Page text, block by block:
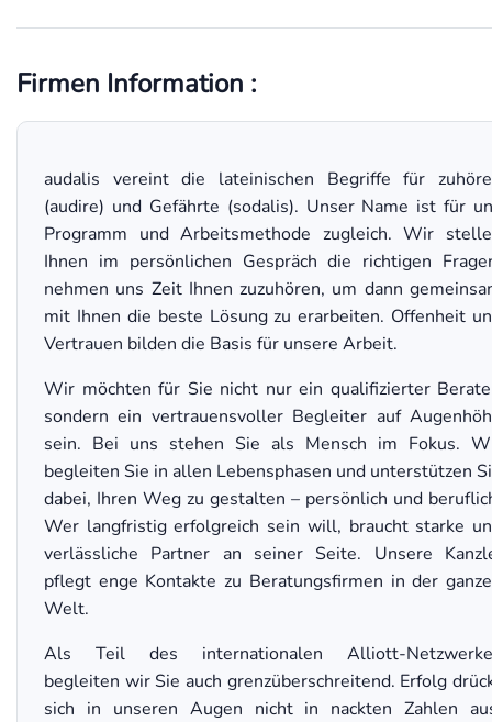
Firmen Information :
audalis vereint die lateinischen Begriffe für
(audire) und Gefährte (sodalis). Unser Name ist für
Programm und Arbeitsmethode zugleich. Wir
Ihnen im persönlichen Gespräch die richtigen
nehmen uns Zeit Ihnen zuzuhören, um dann
mit Ihnen die beste Lösung zu erarbeiten. Offenheit
Vertrauen bilden die Basis für unsere Arbeit.
Wir möchten für Sie nicht nur ein qualifizierter
sondern ein vertrauensvoller Begleiter auf
sein. Bei uns stehen Sie als Mensch im Fokus.
begleiten Sie in allen Lebensphasen und unterstützen
dabei, Ihren Weg zu gestalten – persönlich und
Wer langfristig erfolgreich sein will, braucht starke
verlässliche Partner an seiner Seite. Unsere
pflegt enge Kontakte zu Beratungsfirmen in der
Welt.
Als Teil des internationalen Alliott-
begleiten wir Sie auch grenzüberschreitend. Erfolg
sich in unseren Augen nicht in nackten Zahlen